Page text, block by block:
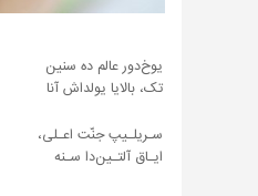
یوخ‌دور عالم ده سنین
تک، بالایا یولداش آنا
سـریلـیپ جنّت اعـلی،
ایـاق آلتـین‌دا سـنه